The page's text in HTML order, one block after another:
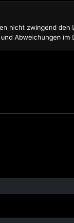
nicht zwingend den
Abweichungen im